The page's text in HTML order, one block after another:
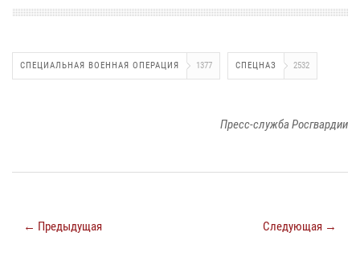
СПЕЦИАЛЬНАЯ ВОЕННАЯ ОПЕРАЦИЯ 1377 СПЕЦНАЗ 2532
Пресс-служба Росгвардии
← Предыдущая Следующая →